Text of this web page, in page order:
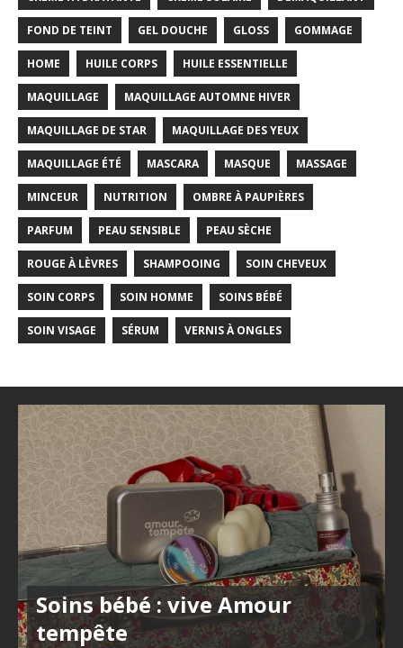
FOND DE TEINT GEL DOUCHE GLOSS GOMMAGE
HOME HUILE CORPS HUILE ESSENTIELLE
MAQUILLAGE MAQUILLAGE AUTOMNE HIVER
MAQUILLAGE DE STAR MAQUILLAGE DES YEUX
MAQUILLAGE ÉTÉ MASCARA MASQUE MASSAGE
MINCEUR NUTRITION OMBRE À PAUPIÈRES
PARFUM PEAU SENSIBLE PEAU SÈCHE
ROUGE À LÈVRES SHAMPOOING SOIN CHEVEUX
SOIN CORPS SOIN HOMME SOINS BÉBÉ
SOIN VISAGE SÉRUM VERNIS À ONGLES
Soins bébé : vive Amour
tempête